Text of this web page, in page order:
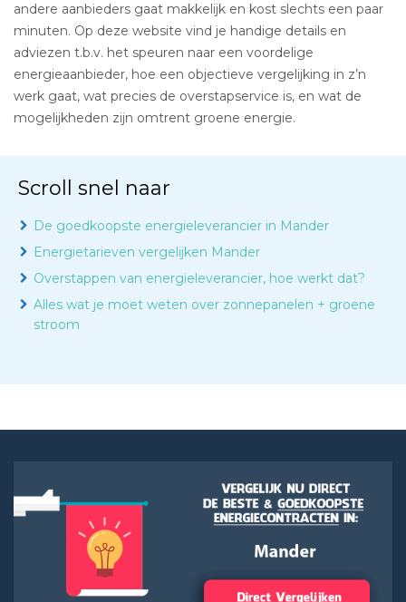
andere aanbieders gaat makkelijk en kost slechts een paar
minuten. Op deze website vind je handige details en
adviezen t.b.v. het speuren naar een voordelige
energieaanbieder, hoe een objectieve vergelijking in z’n
werk gaat, wat precies de overstapservice is, en wat de
mogelijkheden zijn omtrent groene energie.
Scroll snel naar
De goedkoopste energieleverancier in Mander
Energietarieven vergelijken Mander
Overstappen van energieleverancier, hoe werkt dat?
Alles wat je moet weten over zonnepanelen + groene
stroom